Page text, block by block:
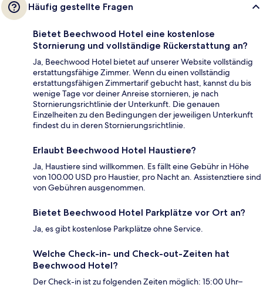
Häufig gestellte Fragen
Bietet Beechwood Hotel eine kostenlose
Stornierung und vollständige Rückerstattung an?
Ja, Beechwood Hotel bietet auf unserer Website vollständig
erstattungsfähige Zimmer. Wenn du einen vollständig
erstattungsfähigen Zimmertarif gebucht hast, kannst du bis
wenige Tage vor deiner Anreise stornieren, je nach
Stornierungsrichtlinie der Unterkunft. Die genauen
Einzelheiten zu den Bedingungen der jeweiligen Unterkunft
findest du in deren Stornierungsrichtlinie.
Erlaubt Beechwood Hotel Haustiere?
Ja, Haustiere sind willkommen. Es fällt eine Gebühr in Höhe
von 100.00 USD pro Haustier, pro Nacht an. Assistenztiere sind
von Gebühren ausgenommen.
Bietet Beechwood Hotel Parkplätze vor Ort an?
Ja, es gibt kostenlose Parkplätze ohne Service.
Welche Check-in- und Check-out-Zeiten hat
Beechwood Hotel?
Der Check-in ist zu folgenden Zeiten möglich: 15:00 Uhr–